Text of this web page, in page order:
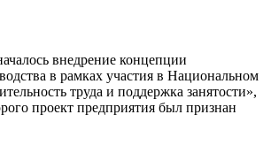
внедрение концепции
в рамках участия в Национальном
труда и поддержка занятости»,
проект предприятия был признан